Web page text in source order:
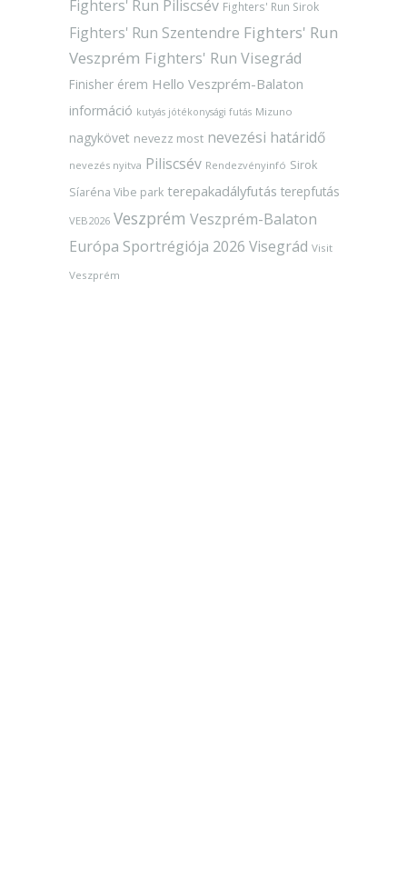
Fighters' Run Piliscsév Fighters' Run Sirok
Fighters' Run Szentendre Fighters' Run
Veszprém Fighters' Run Visegrád
Finisher érem Hello Veszprém-Balaton
információ kutyás jótékonysági futás Mizuno
nagykövet nevezz most nevezési határidő
nevezés nyitva Piliscsév Rendezvényinfó Sirok
Síaréna Vibe park terepakadályfutás terepfutás
VEB2026 Veszprém Veszprém-Balaton
Európa Sportrégiója 2026 Visegrád Visit
Veszprém